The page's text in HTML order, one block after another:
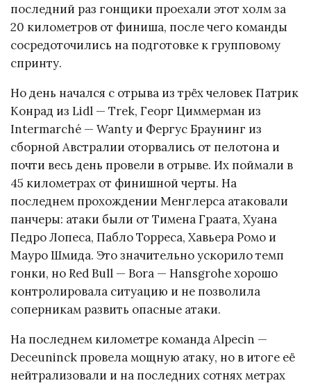
последний раз гонщики проехали этот холм за
20 километров от финиша, после чего команды
сосредоточились на подготовке к групповому
спринту.
Но день начался с отрыва из трёх человек Патрик
Конрад из Lidl — Trek, Георг Циммерман из
Intermarché — Wanty и Фергус Браунинг из
сборной Австралии оторвались от пелотона и
почти весь день провели в отрыве. Их поймали в
45 километрах от финишной черты. На
последнем прохождении Менглерса атаковали
панчеры: атаки были от Тимена Граата, Хуана
Педро Лопеса, Пабло Торреса, Хавьера Ромо и
Мауро Шмида. Это значительно ускорило темп
гонки, но Red Bull — Bora — Hansgrohe хорошо
контролировала ситуацию и не позволила
соперникам развить опасные атаки.
На последнем километре команда Alpecin —
Deceuninck провела мощную атаку, но в итоге её
нейтрализовали и на последних сотнях метрах